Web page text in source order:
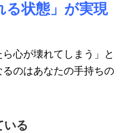
る状態」が実現
ら心が壊れてしまう」と
のはあなたの手持ちの
いる